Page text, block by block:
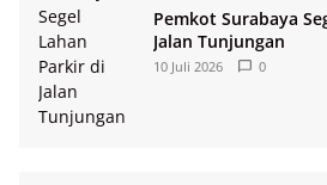
Pemkot Surabaya
Jalan Tunjungan
10 Juli 2026 0